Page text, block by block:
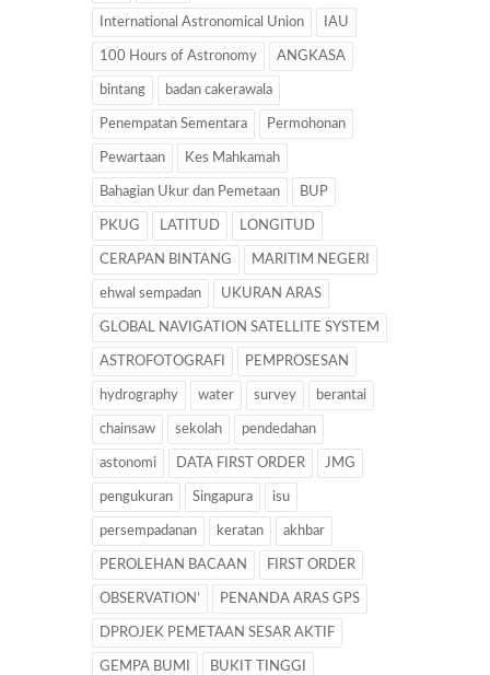
International Astronomical Union IAU
100 Hours of Astronomy ANGKASA
bintang badan cakerawala
Penempatan Sementara Permohonan
Pewartaan Kes Mahkamah
Bahagian Ukur dan Pemetaan BUP
PKUG LATITUD LONGITUD
CERAPAN BINTANG MARITIM NEGERI
ehwal sempadan UKURAN ARAS
GLOBAL NAVIGATION SATELLITE SYSTEM
ASTROFOTOGRAFI PEMPROSESAN
hydrography water survey berantai
chainsaw sekolah pendedahan
astonomi DATA FIRST ORDER JMG
pengukuran Singapura isu
persempadanan keratan akhbar
PEROLEHAN BACAAN FIRST ORDER
OBSERVATION’ PENANDA ARAS GPS
DPROJEK PEMETAAN SESAR AKTIF
GEMPA BUMI BUKIT TINGGI